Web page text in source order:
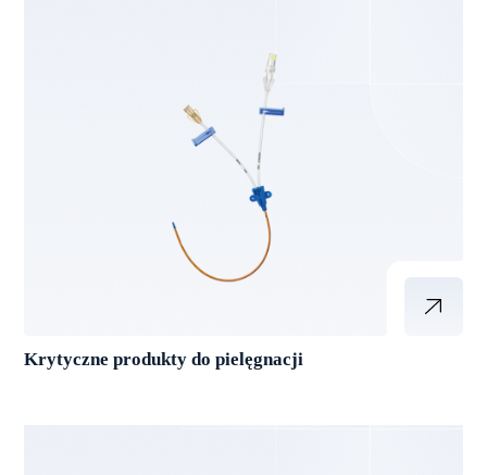
Krytyczne produkty do pielęgnacji